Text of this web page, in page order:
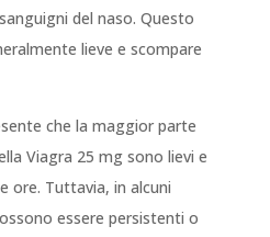
del naso. Questo
lieve e scompare
che la maggior parte
Viagra 25 mg sono lievi e
ore. Tuttavia, in alcuni
essere persistenti o